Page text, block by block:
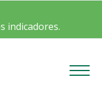
indicadores.